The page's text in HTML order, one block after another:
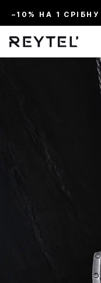
–10% НА 1